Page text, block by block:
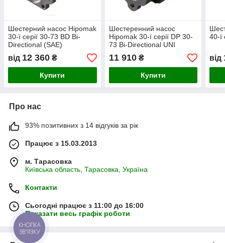
Шестерний насос Hipomak
30-ї серії 30-73 BD Bi-
Directional (SAE)
від 12 360 ₴
Купити
Шестеренний насос
Hipomak 30-ї серії DP 30-
73 Bi-Directional UNI
11 910₴
Купити
40-ї
від
Про нас
93% позитивних з 14 відгуків за рік
Працює з 15.03.2013
м. Тарасовка
Київська область, Тарасовка, Україна
Контакти
Сьогодні працює з 11:00 до 16:00
Показати весь графік роботи
КНОПКА
ЗВ'ЯЗКУ